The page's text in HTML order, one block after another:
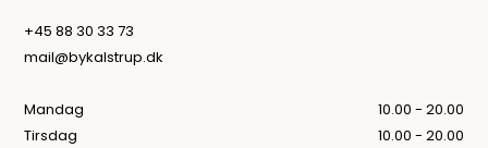
+45 88 30 33 73
mail@bykalstrup.dk
Mandag
10.00 - 20.00
Tirsdag
10.00 - 20.00